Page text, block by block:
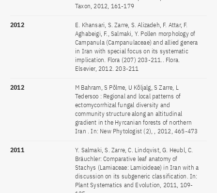
Taxon, 2012, 161-179
2012
E. Khansari, S. Zarre, S. Alizadeh, F. Attar, F.
Aghabeigi, F., Salmaki, Y. Pollen morphology of
Campanula (Campanulaceae) and allied genera
in Iran with special focus on its systematic
implication. Flora (207) 203-211.. Flora.
Elsevier, 2012. 203-211
2012
M Bahram, S Põlme, U Kõljalg, S Zarre, L
Tedersoo : Regional and local patterns of
ectomycorrhizal fungal diversity and
community structure along an altitudinal
gradient in the Hyrcanian forests of northern
Iran . In: New Phytologist (2), , 2012, 465-473
2011
Y. Salmaki, S. Zarre, C. Lindqvist, G. Heubl, C.
Bräuchler: Comparative leaf anatomy of
Stachys (Lamiaceae: Lamioideae) in Iran with a
discussion on its subgeneric classification. In:
Plant Systematics and Evolution, 2011, 109-